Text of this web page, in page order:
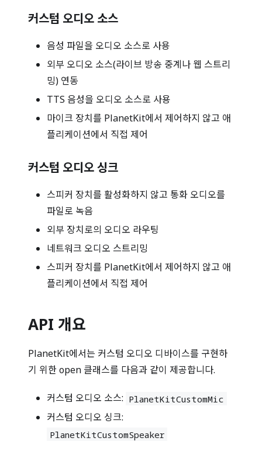
커스텀 오디오 소스
음성 파일을 오디오 소스로 사용
외부 오디오 소스(라이브 방송 중계나 웹 스트리
밍) 연동
TTS 음성을 오디오 소스로 사용
마이크 장치를 PlanetKit에서 제어하지 않고 애
플리케이션에서 직접 제어
커스텀 오디오 싱크
스피커 장치를 활성화하지 않고 통화 오디오를
파일로 녹음
외부 장치로의 오디오 라우팅
네트워크 오디오 스트리밍
스피커 장치를 PlanetKit에서 제어하지 않고 애
플리케이션에서 직접 제어
API 개요
PlanetKit에서는 커스텀 오디오 디바이스를 구현하
기 위한 open 클래스를 다음과 같이 제공합니다.
커스텀 오디오 소스: PlanetKitCustomMic
커스텀 오디오 싱크:
PlanetKitCustomSpeaker